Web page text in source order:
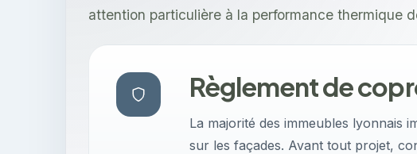
attention particulière à la performance thermique
Règlement de
La majorité des immeubles lyonnais
sur les façades. Avant tout projet,